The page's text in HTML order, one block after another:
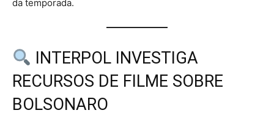
da temporada.
INTERPOL INVESTIGA
RECURSOS DE FILME SOBRE
BOLSONARO